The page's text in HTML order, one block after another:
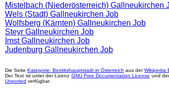
Mistelbach (Niederösterreich) Gallneukirchen
Wels (Stadt) Gallneukirchen Job
Wolfsberg (Kärnten) Gallneukirchen Job
Steyr Gallneukirchen Job
Imst Gallneukirchen Job
Judenburg Gallneukirchen Job
Die Seite Kategorie: Bezirkshauptstadt in Österreich aus derWikipedia
Der Text ist unter der Lizenz GNU Free Documentation License und
Unported verfügbar.